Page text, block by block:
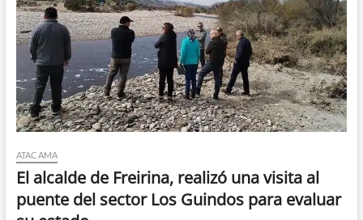
ATACAMA
El alcalde de Freirina, realizó una visita al
puente del sector Los Guindos para evaluar